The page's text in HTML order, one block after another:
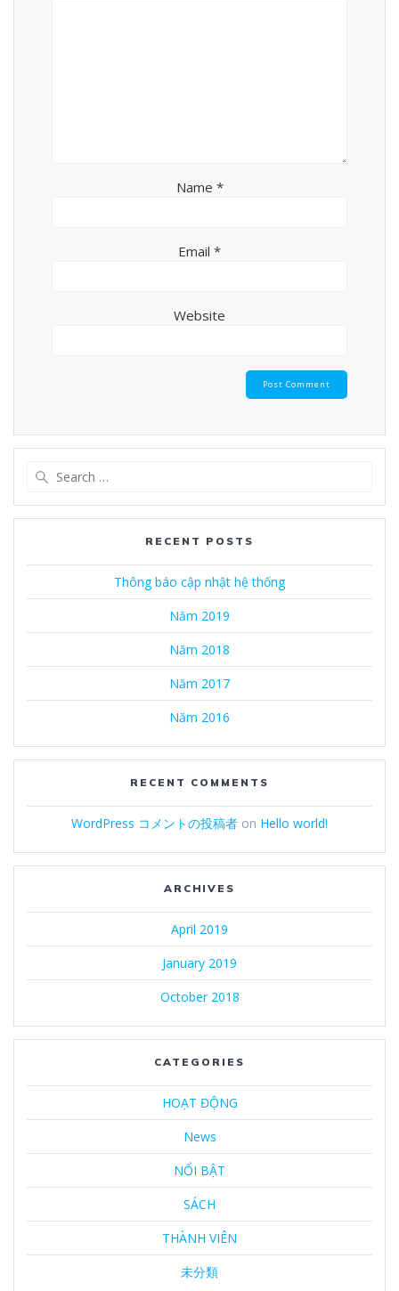
Name *
Email *
Website
RECENT POSTS
Thông báo cập nhật hệ thống
Năm 2019
Năm 2018
Năm 2017
Năm 2016
RECENT COMMENTS
WordPress コメントの投稿者 on Hello world!
ARCHIVES
April 2019
January 2019
October 2018
CATEGORIES
HOẠT ĐỘNG
News
NỔI BẬT
SÁCH
THÀNH VIÊN
未分類